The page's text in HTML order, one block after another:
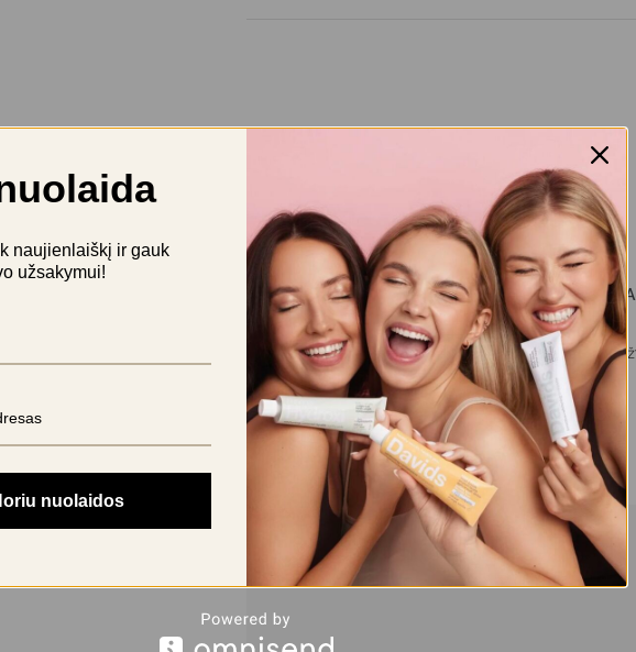
BŪKITE PIRMAS APRAŠĘS “GC TOOTH MOUSSE
FLUORO”
El. pašto adresas nebus skelbiamas.
Būtini laukeliai
Jūsų įvertinimas
Jūsų atsiliepimas
naujienlaiškį ir gauk
užsakymui!
nuolaidos